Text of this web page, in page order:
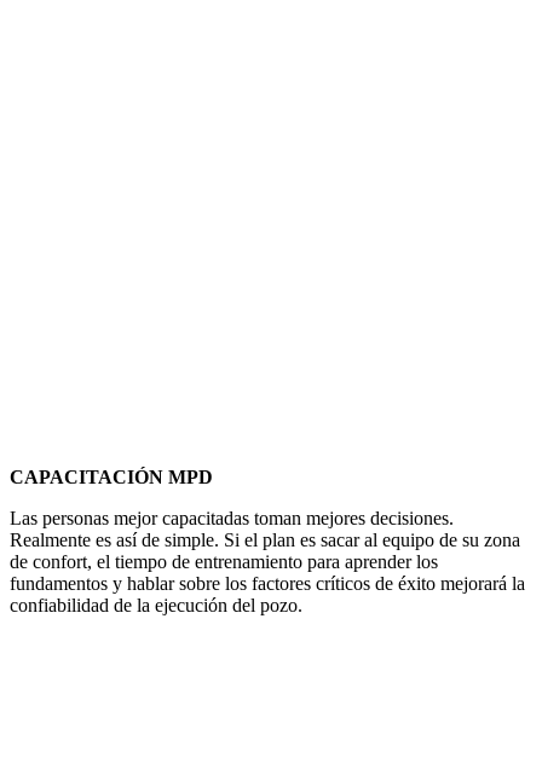
CAPACITACIÓN MPD
Las personas mejor capacitadas toman mejores decisiones.
Realmente es así de simple. Si el plan es sacar al equipo de su zona
de confort, el tiempo de entrenamiento para aprender los
fundamentos y hablar sobre los factores críticos de éxito mejorará la
confiabilidad de la ejecución del pozo.